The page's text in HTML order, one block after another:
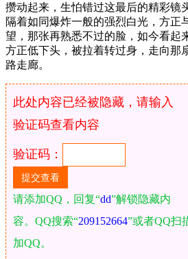
攒动起来，生怕错过这最后的精彩镜
隔着如同爆炸一般的强烈白光，方正
望，那张再熟悉不过的脸，如今看起
方正低下头，被拉着转过身，走向那
路走廊。
此处内容已经被隐藏，请输入
验证码查看内容
验证码：
请添加QQ，回复“dd”解锁隐藏内
容。QQ搜索“209152664”或者QQ扫
加QQ。